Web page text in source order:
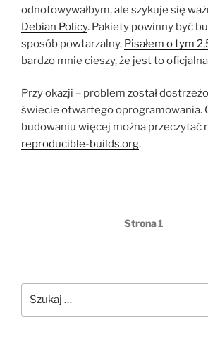
odnotowywałbym, ale szykuje się
Debian Policy. Pakiety powinny być
sposób powtarzalny. Pisałem o tym
bardzo mnie cieszy, że jest to
Przy okazji – problem został
świecie otwartego oprogramowania.
budowaniu więcej można przeczytać
reproducible-builds.org.
Strona1